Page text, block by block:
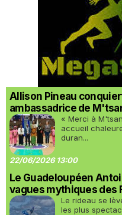
Allison Pineau
ambassadrice de
« Merci à
accueil
duran...
22/06/2026 13:00
Le Guadeloupéen
vagues mythiques des
Le rideau se
les plus